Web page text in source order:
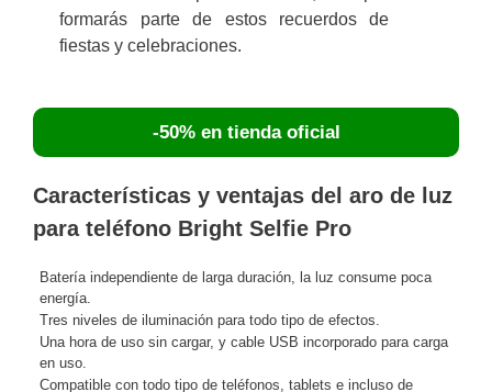
formarás parte de estos recuerdos de
fiestas y celebraciones.
-50% en tienda oficial
Características y ventajas del aro de luz
para teléfono Bright Selfie Pro
Batería independiente de larga duración, la luz consume poca
energía.
Tres niveles de iluminación para todo tipo de efectos.
Una hora de uso sin cargar, y cable USB incorporado para carga
en uso.
Compatible con todo tipo de teléfonos, tablets e incluso de